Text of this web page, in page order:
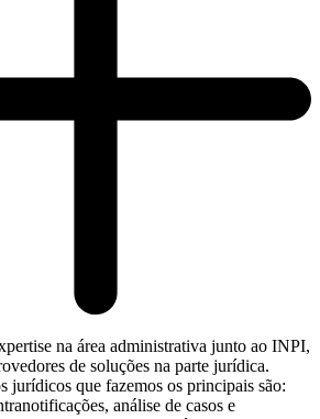
na área administrativa junto ao INPI,
de soluções na parte jurídica.
jurídicos que fazemos os principais são:
análise de casos e